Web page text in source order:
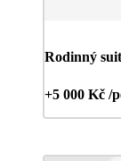
Rodinný
+5 000 Kč /